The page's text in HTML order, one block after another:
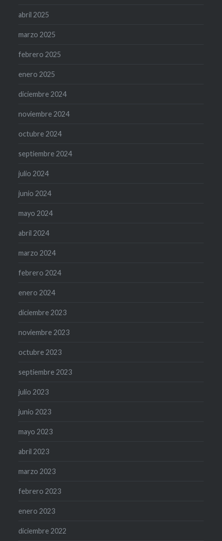
abril 2025
marzo 2025
febrero 2025
enero 2025
diciembre 2024
noviembre 2024
octubre 2024
septiembre 2024
julio 2024
junio 2024
mayo 2024
abril 2024
marzo 2024
febrero 2024
enero 2024
diciembre 2023
noviembre 2023
octubre 2023
septiembre 2023
julio 2023
junio 2023
mayo 2023
abril 2023
marzo 2023
febrero 2023
enero 2023
diciembre 2022